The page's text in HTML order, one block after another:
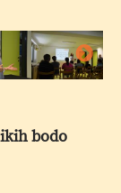
bodo